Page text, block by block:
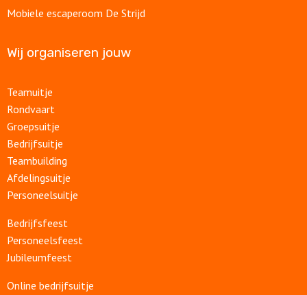
Mobiele escaperoom De Strijd
Wij organiseren jouw
Teamuitje
Rondvaart
Groepsuitje
Bedrijfsuitje
Teambuilding
Afdelingsuitje
Personeelsuitje
Bedrijfsfeest
Personeelsfeest
Jubileumfeest
Online bedrijfsuitje